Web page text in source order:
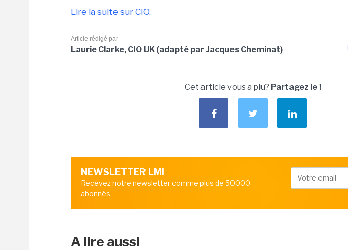
Lire la suite sur CIO.
Article rédigé par
Laurie Clarke, CIO UK (adapté par Jacques Cheminat)
Cet article vous a plu? Partagez le !
NEWSLETTER LMI
Recevez notre newsletter comme plus de 50000
abonnés
A lire aussi